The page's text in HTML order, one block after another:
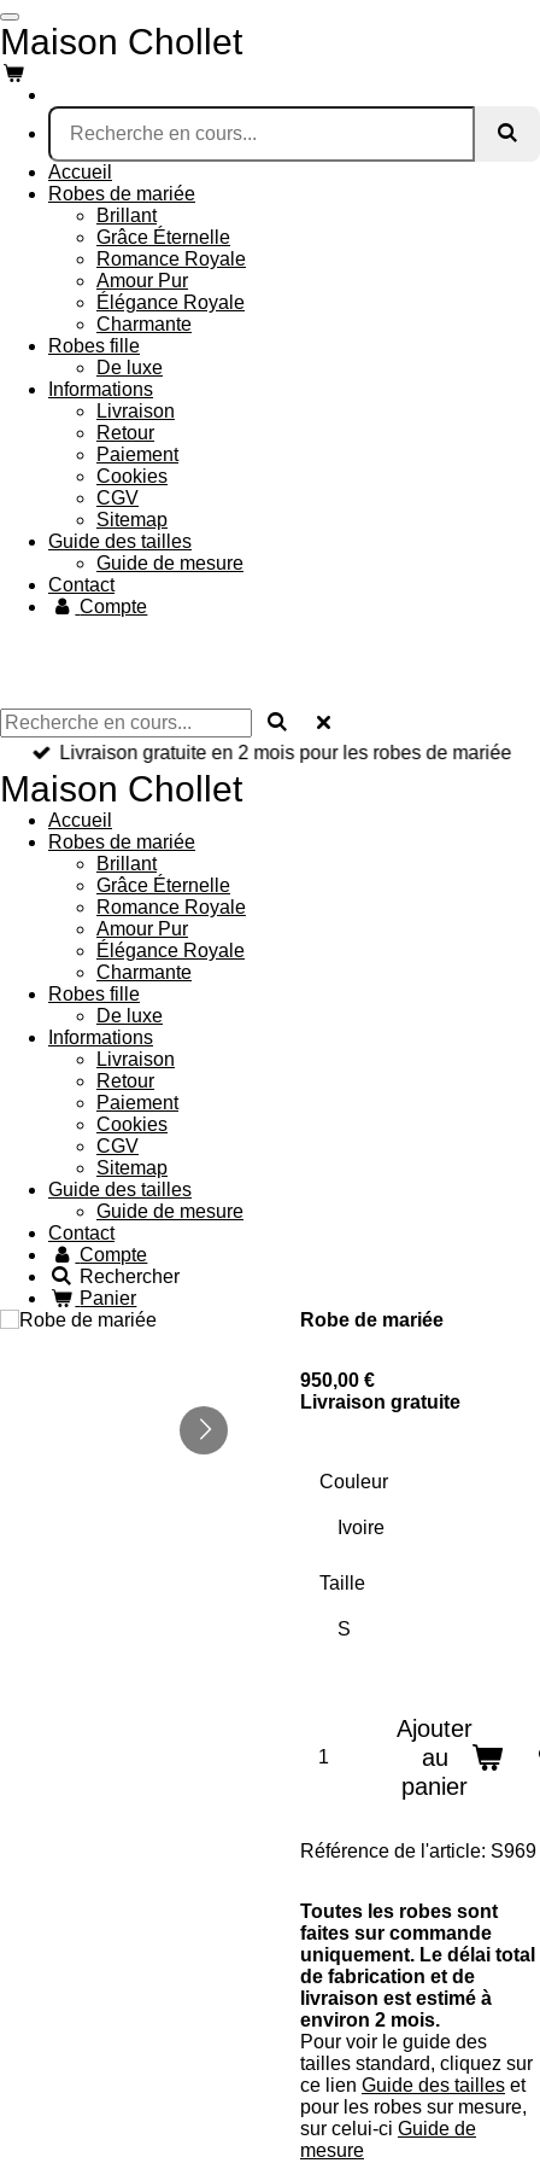
Passer
au
contenu
principal
Maison Chollet
Accueil
Robes de mariée
Brillant
Grâce Éternelle
Romance Royale
Amour Pur
Élégance Royale
Charmante
Robes fille
De luxe
Informations
Livraison
Retour
Paiement
Cookies
CGV
Sitemap
Guide des tailles
Guide de mesure
Contact
Compte
Livraison gratuite en 2 mois pour les robes de mariée
Maison Chollet
Accueil
Robes de mariée
Brillant
Grâce Éternelle
Romance Royale
Amour Pur
Élégance Royale
Charmante
Robes fille
De luxe
Informations
Livraison
Retour
Paiement
Cookies
CGV
Sitemap
Guide des tailles
Guide de mesure
Contact
Compte
Rechercher
Panier
Robe de mariée
950,00 €
Livraison gratuite
Couleur
Taille
Ajouter
au
panier
Référence de l'article: S969
Toutes les robes sont
faites sur commande
uniquement. Le délai total
de fabrication et de
livraison est estimé à
environ 2 mois.
Pour voir le guide des
tailles standard, cliquez sur
ce lien Guide des tailles et
pour les robes sur mesure,
sur celui-ci Guide de
mesure